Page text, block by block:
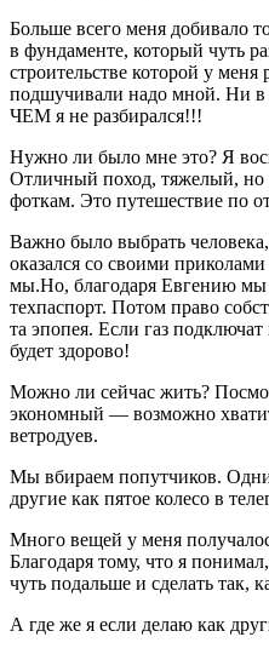
Больше всего меня добивало
в фундаменте, который чуть
строительстве которой у меня
подшучивали надо мной. Ни
ЧЕМ я не разбирался!!!
Нужно ли было мне это? Я
Отличный поход, тяжелый,
фоткам. Это путешествие по
Важно было выбрать
оказался со своими
мы.Но, благодаря Евгению мы
техпаспорт. Потом право
та эпопея. Если газ
будет здорово!
Можно ли сейчас жить?
экономный — возможно
ветродуев.
Мы вбираем попутчиков.
другие как пятое колесо в
Много вещей у меня
Благодаря тому, что я
чуть подальше и сделать так,
А где же я если делаю как